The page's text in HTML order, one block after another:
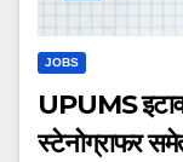
JOBS
UPUMS
स्टेनोग्राफर